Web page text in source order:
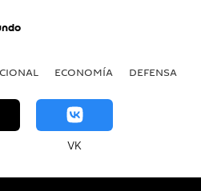
ECONOMÍA DEFENSA
VK